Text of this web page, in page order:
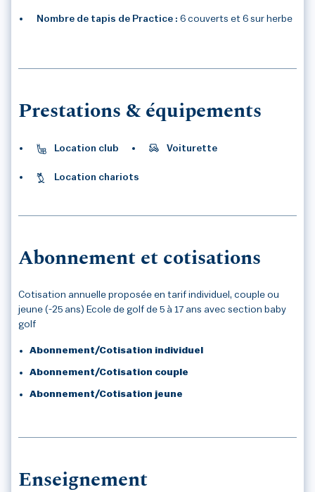
Nombre de tapis de Practice : 6 couverts et 6 sur herbe
Prestations & équipements
Location club Voiturette
Location chariots
Abonnement et cotisations
Cotisation annuelle proposée en tarif individuel, couple ou
jeune (-25 ans) Ecole de golf de 5 à 17 ans avec section baby
golf
Abonnement/Cotisation individuel
Abonnement/Cotisation couple
Abonnement/Cotisation jeune
Enseignement